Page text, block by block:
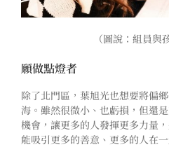
（圖說：組員與
願做點燈者
除了北門區，葉旭光也想要將偏
海。雖然很微小、也虧損，但還
機會，讓更多的人發揮更多力量
能吸引更多的善意、更多的人在